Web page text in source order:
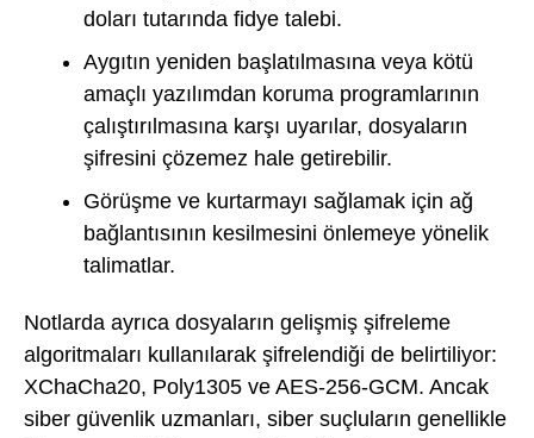
doları tutarında fidye talebi.
Aygıtın yeniden başlatılmasına veya kötü
amaçlı yazılımdan koruma programlarının
çalıştırılmasına karşı uyarılar, dosyaların
şifresini çözemez hale getirebilir.
Görüşme ve kurtarmayı sağlamak için ağ
bağlantısının kesilmesini önlemeye yönelik
talimatlar.
Notlarda ayrıca dosyaların gelişmiş şifreleme
algoritmaları kullanılarak şifrelendiği de belirtiliyor:
XChaCha20, Poly1305 ve AES-256-GCM. Ancak
siber güvenlik uzmanları, siber suçluların genellikle